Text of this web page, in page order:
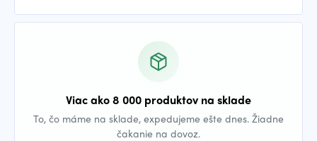
Viac ako 8 000 produktov na sklade
To, čo máme na sklade, expedujeme ešte dnes. Žiadne
čakanie na dovoz.